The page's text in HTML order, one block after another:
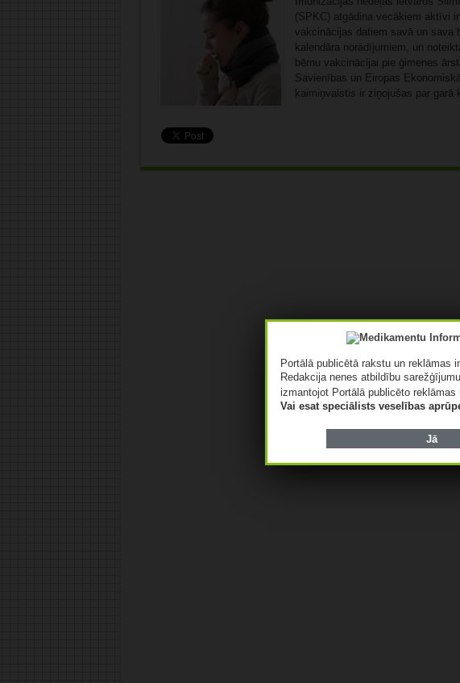
(SPKC) atgādina vecākiem aktīvi
vakcinācijas datiem savā un sava
kalendāra norādījumiem, un
bērnu vakcinācijai pie ģimenes
Savienības un Eiropas
kaimiņvalstis ir ziņojušas par garā
Portālā publicētā rakstu un reklāmas
Redakcija nenes atbildību
izmantojot Portālā publicēto reklāmas
Vai esat speciālists veselības
Jā